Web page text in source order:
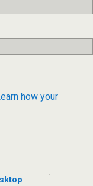
how your